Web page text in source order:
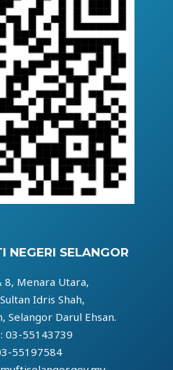
NEGERI SELANGOR
8, Menara Utara,
Idris Shah,
Selangor Darul Ehsan.
03-55143739
55197584